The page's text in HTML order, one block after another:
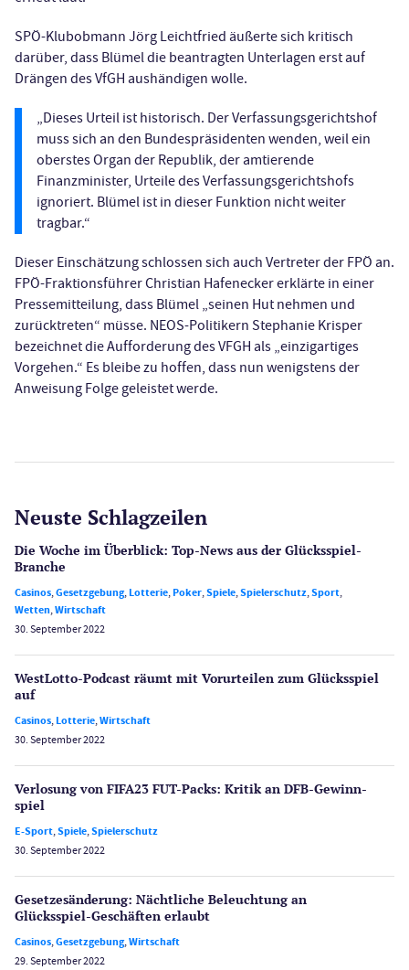
SPÖ-Klubobmann Jörg Leichtfried äußerte sich kritisch
darüber, dass Blümel die beantragten Unterlagen erst auf
Drängen des VfGH aushändigen wolle.
„Dieses Urteil ist historisch. Der Verfassungsgerichtshof
muss sich an den Bundespräsidenten wenden, weil ein
oberstes Organ der Republik, der amtierende
Finanzminister, Urteile des Verfassungsgerichtshofs
ignoriert. Blümel ist in dieser Funktion nicht weiter
tragbar.“
Dieser Einschätzung schlossen sich auch Vertreter der FPÖ an.
FPÖ-Fraktionsführer Christian Hafenecker erklärte in einer
Pressemitteilung, dass Blümel „seinen Hut nehmen und
zurücktreten“ müsse. NEOS-Politikern Stephanie Krisper
bezeichnet die Aufforderung des VFGH als „einzigartiges
Vorgehen.“ Es bleibe zu hoffen, dass nun wenigstens der
Anweisung Folge geleistet werde.
Neuste Schlagzeilen
Die Woche im Überblick: Top-News aus der Glücksspiel-
Branche
Casinos,Gesetzgebung,Lotterie,Poker,Spiele,Spielerschutz,Sport,
Wetten,Wirtschaft
30. September 2022
WestLotto-Podcast räumt mit Vorurteilen zum Glücksspiel
auf
Casinos,Lotterie,Wirtschaft
30. September 2022
Verlosung von FIFA23 FUT-Packs: Kritik an DFB-Gewinn­
spiel
E-Sport,Spiele,Spielerschutz
30. September 2022
Gesetzes­änderung: Nächtliche Beleuch­tung an
Glücksspiel-Geschäften erlaubt
Casinos,Gesetzgebung,Wirtschaft
29. September 2022